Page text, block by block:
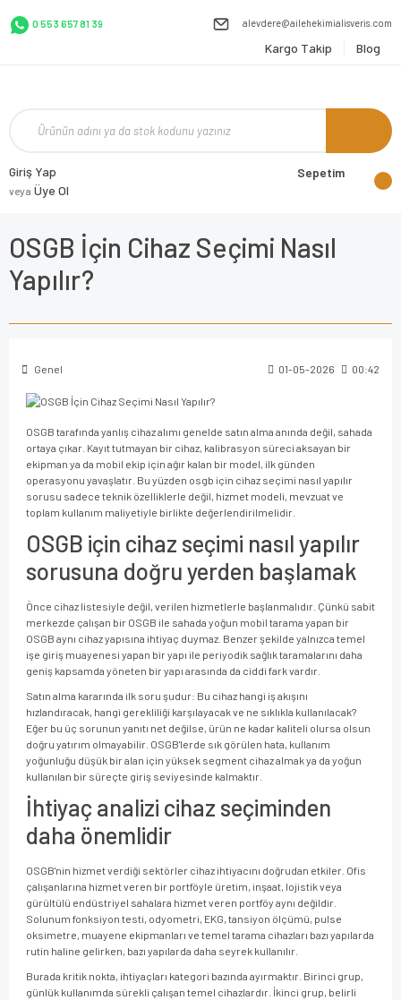
0 553 657 81 39 alevdere@ailehekimialisveris.com
Kargo Takip Blog
Giriş Yap
veya Üye Ol
Sepetim
OSGB İçin Cihaz Seçimi Nasıl
Yapılır?
Genel 01-05-2026 00:42
OSGB tarafında yanlış cihaz alımı genelde satın alma anında değil, sahada
ortaya çıkar. Kayıt tutmayan bir cihaz, kalibrasyon süreci aksayan bir
ekipman ya da mobil ekip için ağır kalan bir model, ilk günden
operasyonu yavaşlatır. Bu yüzden osgb için cihaz seçimi nasıl yapılır
sorusu sadece teknik özelliklerle değil, hizmet modeli, mevzuat ve
toplam kullanım maliyetiyle birlikte değerlendirilmelidir.
OSGB için cihaz seçimi nasıl yapılır
sorusuna doğru yerden başlamak
Önce cihaz listesiyle değil, verilen hizmetlerle başlanmalıdır. Çünkü sabit
merkezde çalışan bir OSGB ile sahada yoğun mobil tarama yapan bir
OSGB aynı cihaz yapısına ihtiyaç duymaz. Benzer şekilde yalnızca temel
işe giriş muayenesi yapan bir yapı ile periyodik sağlık taramalarını daha
geniş kapsamda yöneten bir yapı arasında da ciddi fark vardır.
Satın alma kararında ilk soru şudur: Bu cihaz hangi iş akışını
hızlandıracak, hangi gerekliliği karşılayacak ve ne sıklıkla kullanılacak?
Eğer bu üç sorunun yanıtı net değilse, ürün ne kadar kaliteli olursa olsun
doğru yatırım olmayabilir. OSGB'lerde sık görülen hata, kullanım
yoğunluğu düşük bir alan için yüksek segment cihaz almak ya da yoğun
kullanılan bir süreçte giriş seviyesinde kalmaktır.
İhtiyaç analizi cihaz seçiminden
daha önemlidir
OSGB'nin hizmet verdiği sektörler cihaz ihtiyacını doğrudan etkiler. Ofis
çalışanlarına hizmet veren bir portföyle üretim, inşaat, lojistik veya
gürültülü endüstriyel sahalara hizmet veren portföy aynı değildir.
Solunum fonksiyon testi, odyometri, EKG, tansiyon ölçümü, pulse
oksimetre, muayene ekipmanları ve temel tarama cihazları bazı yapılarda
rutin haline gelirken, bazı yapılarda daha seyrek kullanılır.
Burada kritik nokta, ihtiyaçları kategori bazında ayırmaktır. Birinci grup,
günlük kullanımda sürekli çalışan temel cihazlardır. İkinci grup, belirli